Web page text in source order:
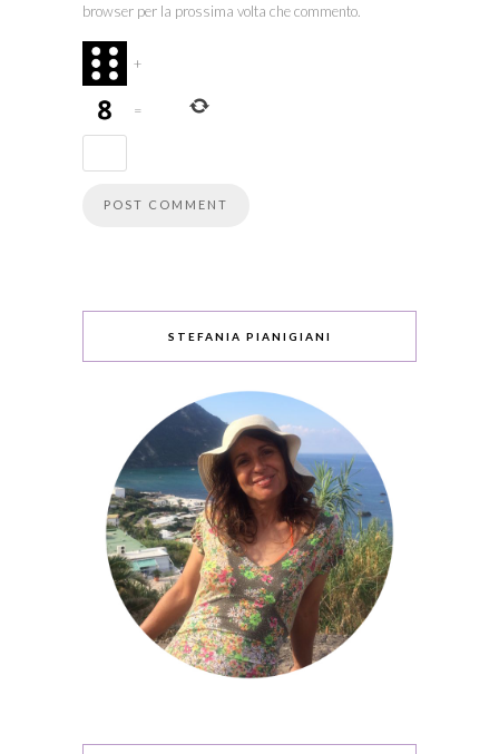
browser per la prossima volta che commento.
+
=
STEFANIA PIANIGIANI